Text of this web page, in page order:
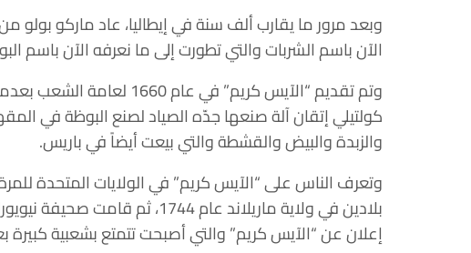
وبعد مرور ما يقارب ألف سنة في إيطاليا، عاد ماركو
الآن باسم الشربات والتي تطورت إلى ما نعرفه الآن باسم
وتم تقديم “الآيس كريم” في
كولتيلي إتقان آلة صنعها جدّه الصياد لصنع البوظة في
والزبدة والبيض والقشطة والتي بيعت أيضاً في باريس.
وتعرف الناس على “الآيس كريم” في الولايات المتحدة
إعلان عن “الآيس كريم” والتي أصبحت تتمتع بشعبية كبيرة